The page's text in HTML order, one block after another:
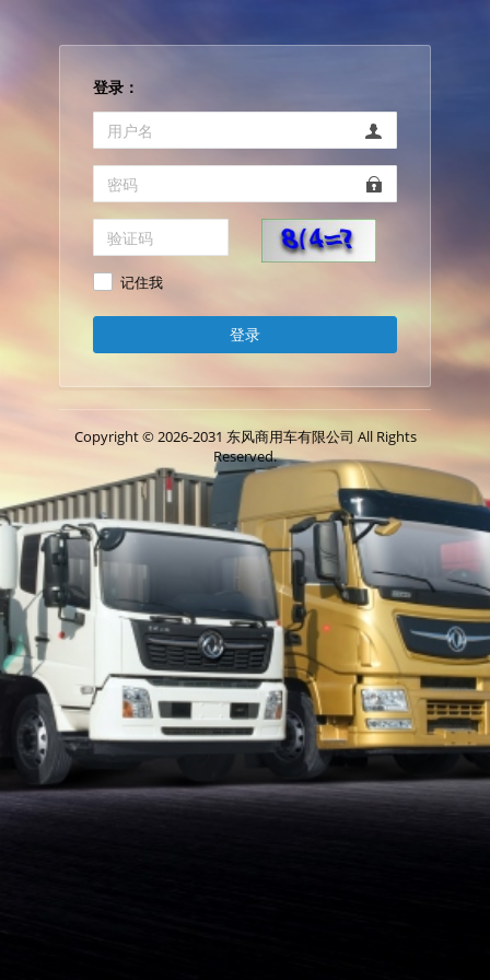
登录：
记住我
登录
Copyright © 2026-2031 东风商用车有限公司 All Rights
Reserved.